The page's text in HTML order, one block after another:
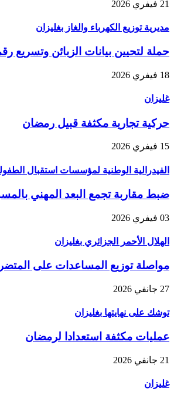
21 فيفري 2026
مديرية توزيع الكهرباء والغاز بغليزان
حملة لتحيين بيانات الزبائن وتسريع
18 فيفري 2026
غليزان
حركية تجارية مكثفة قبيل رمضان
15 فيفري 2026
الفيدرالية الوطنية لمؤسسات استقبال
ضبط مقاربة تجمع البعد المهني
03 فيفري 2026
الهلال الأحمر الجزائري بغليزان
مواصلة توزيع المساعدات على
27 جانفي 2026
توشك على نهايتها بغليزان
عمليات مكثفة استعدادا لرمضان
21 جانفي 2026
غليزان